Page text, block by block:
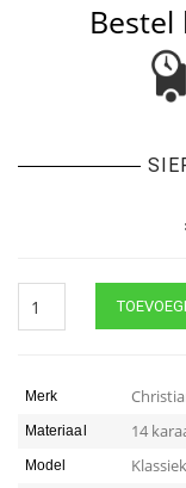
Bestel
gouden
quantity
Merk
Materiaal 14
Model Klassiek